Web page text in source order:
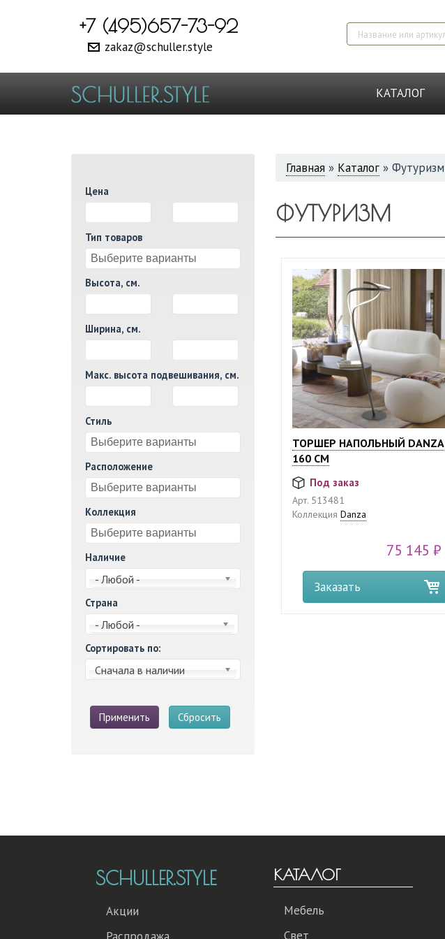
+7 (495)657-73-92
zakaz@schuller.style
КАТАЛОГ
Цена
Тип товаров
Высота, см.
Ширина, см.
Макс. высота подвешивания, см.
Стиль
Расположение
Коллекция
Наличие
- Любой -
Страна
- Любой -
Сортировать по:
Сначала в наличии
Применить Сбросить
ВЫ
ЗДЕСЬ
Главная » Каталог » Футуризм
ФУТУРИЗМ
ТОРШЕР НАПОЛЬНЫЙ DANZA
160 СМ
Под заказ
Арт.513481
Коллекция Danza
75 145 ₽
Заказать
SCHULLER.STYLE
Акции
КАТАЛОГ
Мебель
Свет